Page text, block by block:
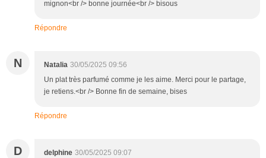
mignon<br /> bonne journée<br /> bisous
Répondre
N Natalia 30/05/2025 09:56
Un plat très parfumé comme je les aime. Merci pour le partage,
je retiens.<br /> Bonne fin de semaine, bises
Répondre
D delphine 30/05/2025 09:07